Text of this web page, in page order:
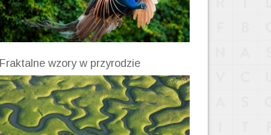
Fraktalne wzory w przyrodzie